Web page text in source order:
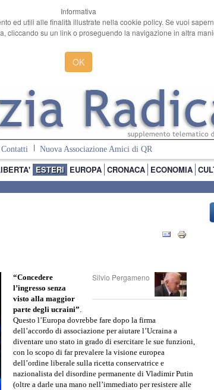
Informativa
ed utili alle finalità illustrate nella cookie policy. Se vuoi
cliccando su un link o proseguendo la navigazione in altra
OK
Contatti Nuova Associazione Amici di QR
ESTERI EUROPA CRONACA ECONOMIA
Silvio Pergameno
“Concedere
l’ingresso senza
visto alla maggior
parte degli ucraini”.
Questo l’Europa dovrebbe fare dopo la firma
dell’accordo di associazione per aiutare l’Ucraina a
diventare uno stato in grado di esercitare le sue funzioni,
con lo scopo di far prevalere la visione europea
dell’ordine liberale sulla ricetta conservatrice e
nazionalista del disordine permanente di Vladimir Putin
(oltre a darle una mano nell’immediato per resistere alle